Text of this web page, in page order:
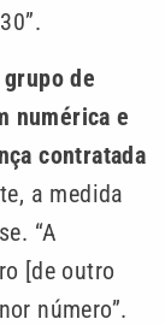
grupo de
numérica e
contratada
a medida
“A
[de outro
número”.